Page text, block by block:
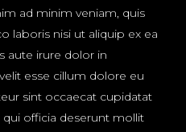
ad minim veniam, quis
laboris nisi ut aliquip ex ea
aute irure dolor in
esse cillum dolore eu
sint occaecat cupidatat
officia deserunt mollit